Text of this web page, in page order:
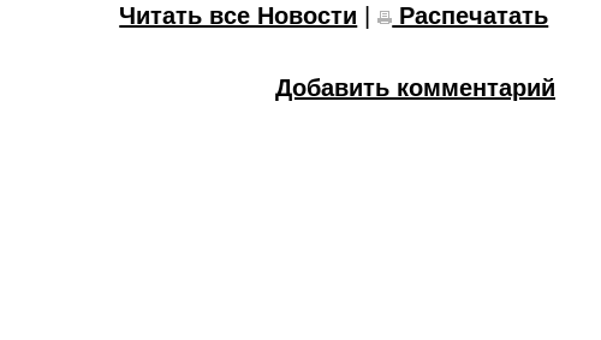
Читать все Новости | Распечатать
Добавить комментарий